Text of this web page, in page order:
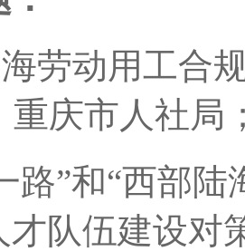
劳动用工合
重庆市人社局
路”和“西部
才队伍建设对